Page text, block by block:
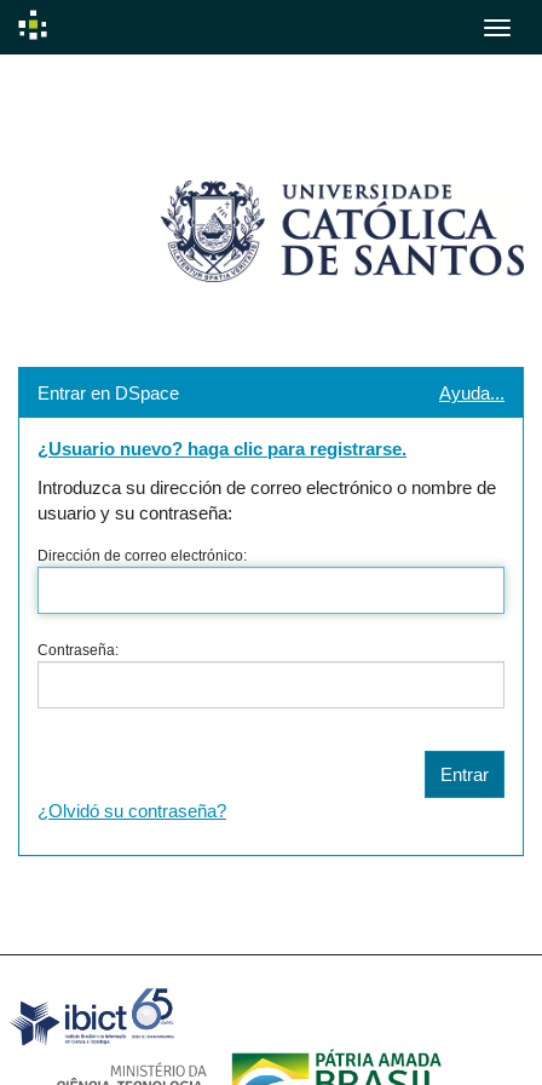
Entrar en DSpace Ayuda...
¿Usuario nuevo? haga clic para registrarse.
Introduzca su dirección de correo electrónico o nombre de
usuario y su contraseña:
Dirección de correo electrónico:
Contraseña:
¿Olvidó su contraseña?